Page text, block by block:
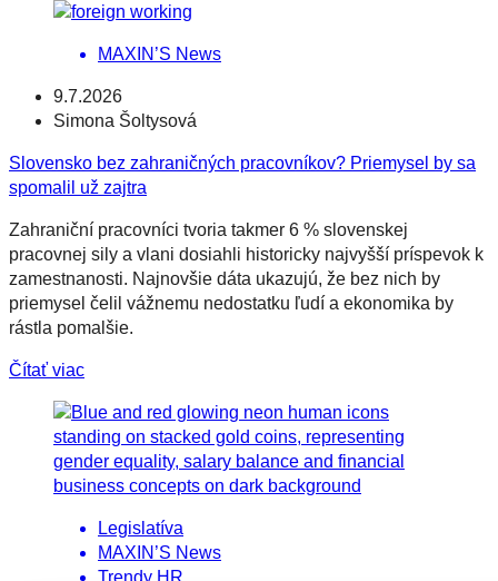
MAXIN’S News
9.7.2026
Simona Šoltysová
Slovensko bez zahraničných pracovníkov? Priemysel by sa
spomalil už zajtra
Zahraniční pracovníci tvoria takmer 6 % slovenskej
pracovnej sily a vlani dosiahli historicky najvyšší príspevok k
zamestnanosti. Najnovšie dáta ukazujú, že bez nich by
priemysel čelil vážnemu nedostatku ľudí a ekonomika by
rástla pomalšie.
Čítať viac
Legislatíva
MAXIN’S News